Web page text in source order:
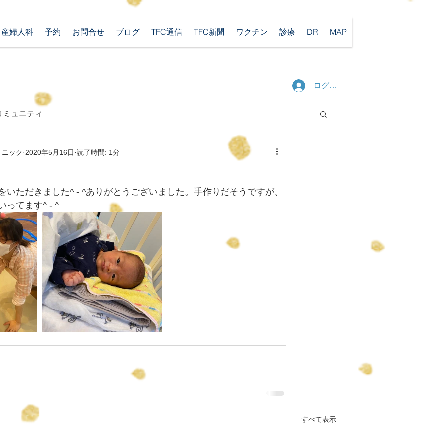
産婦人科 予約 お問合せ ブログ TFC通信 TFC新聞 ワクチン 診療 DR MAP
ログイン
ミュニティ
ック 2020年5月16日 読了時間: 1分
いただきました^ - ^ありがとうございました。手作りだそうですが、
ってます^ - ^
すべて表示